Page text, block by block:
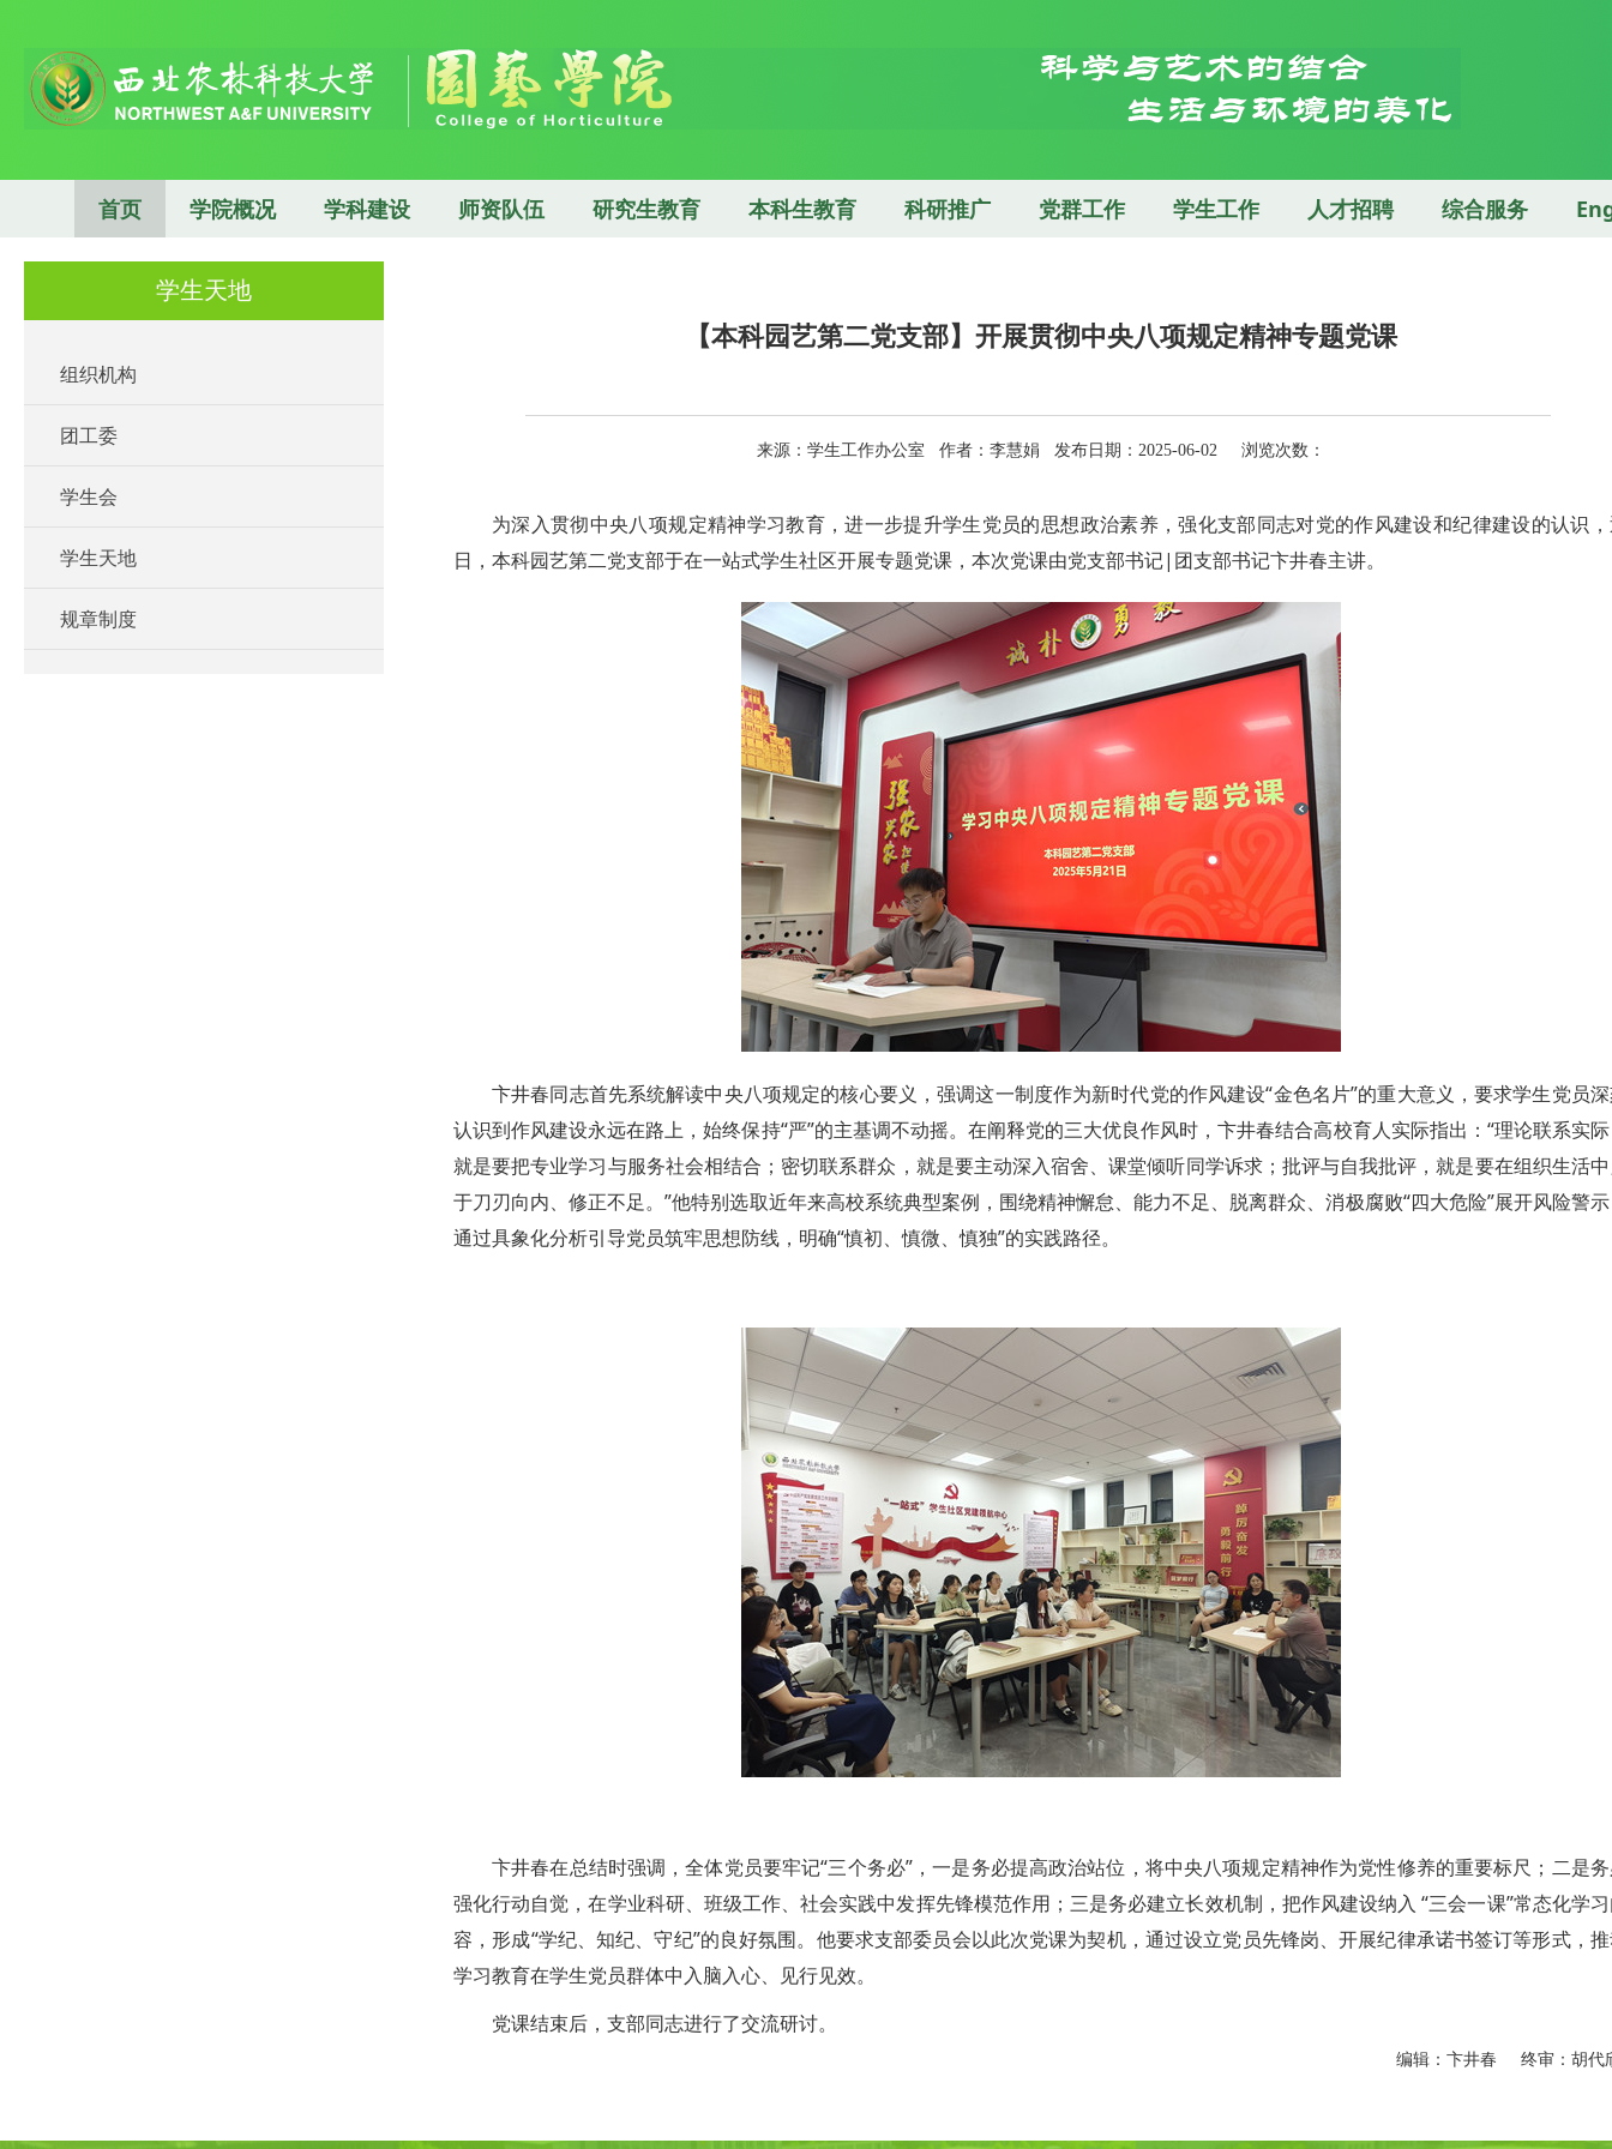
首页 学院概况 学科建设 师资队伍 研究生教育 本科生教育 科研推广 党群工作 学生工作 人才招聘 综合服务
学生天地
组织机构
团工委
学生会
学生天地
规章制度
【本科园艺第二党支部】开展贯彻中央八项规定精神专题党课
来源：学生工作办公室 作者：李慧娟 发布日期：2025-06-02 浏览次数：
为深入贯彻中央八项规定精神学习教育，进一步提升学生党员的思想政治素养，强化支部同志对党的作风建设和纪律建设的认识
日，本科园艺第二党支部于在一站式学生社区开展专题党课，本次党课由党支部书记|团支部书记卞井春主讲。
卞井春同志首先系统解读中央八项规定的核心要义，强调这一制度作为新时代党的作风建设“金色名片”的重大意义，要求学生党员
认识到作风建设永远在路上，始终保持“严”的主基调不动摇。在阐释党的三大优良作风时，卞井春结合高校育人实际指出：“理论联系实
就是要把专业学习与服务社会相结合；密切联系群众，就是要主动深入宿舍、课堂倾听同学诉求；批评与自我批评，就是要在组织生活
于刀刃向内、修正不足。”他特别选取近年来高校系统典型案例，围绕精神懈怠、能力不足、脱离群众、消极腐败“四大危险”展开风险警
通过具象化分析引导党员筑牢思想防线，明确“慎初、慎微、慎独”的实践路径。
卞井春在总结时强调，全体党员要牢记“三个务必”，一是务必提高政治站位，将中央八项规定精神作为党性修养的重要标尺；二是
强化行动自觉，在学业科研、班级工作、社会实践中发挥先锋模范作用；三是务必建立长效机制，把作风建设纳入 “三会一课”常态化学
容，形成“学纪、知纪、守纪”的良好氛围。他要求支部委员会以此次党课为契机，通过设立党员先锋岗、开展纪律承诺书签订等形式，
学习教育在学生党员群体中入脑入心、见行见效。
党课结束后，支部同志进行了交流研讨。
编辑：卞井春 终审：胡代